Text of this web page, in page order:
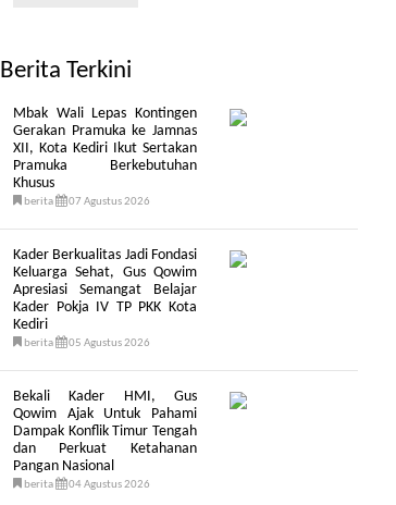
Berita Terkini
Mbak Wali Lepas Kontingen
Gerakan Pramuka ke Jamnas
XII, Kota Kediri Ikut Sertakan
Pramuka Berkebutuhan
Khusus
berita 07 Agustus 2026
Kader Berkualitas Jadi Fondasi
Keluarga Sehat, Gus Qowim
Apresiasi Semangat Belajar
Kader Pokja IV TP PKK Kota
Kediri
berita 05 Agustus 2026
Bekali Kader HMI, Gus
Qowim Ajak Untuk Pahami
Dampak Konflik Timur Tengah
dan Perkuat Ketahanan
Pangan Nasional
berita 04 Agustus 2026